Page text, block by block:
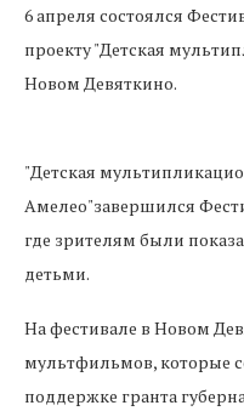
6 апреля состоялся
проекту "Детская
Новом Девяткино.
"Детская
Амелео"завершился
где зрителям были
детьми.
На фестивале в Новом
мультфильмов, которые
поддержке гранта